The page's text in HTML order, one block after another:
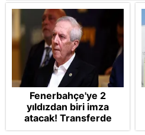
Fenerbahçe'ye 2
yıldızdan biri imza
atacak! Transferde
golcü harekatı...